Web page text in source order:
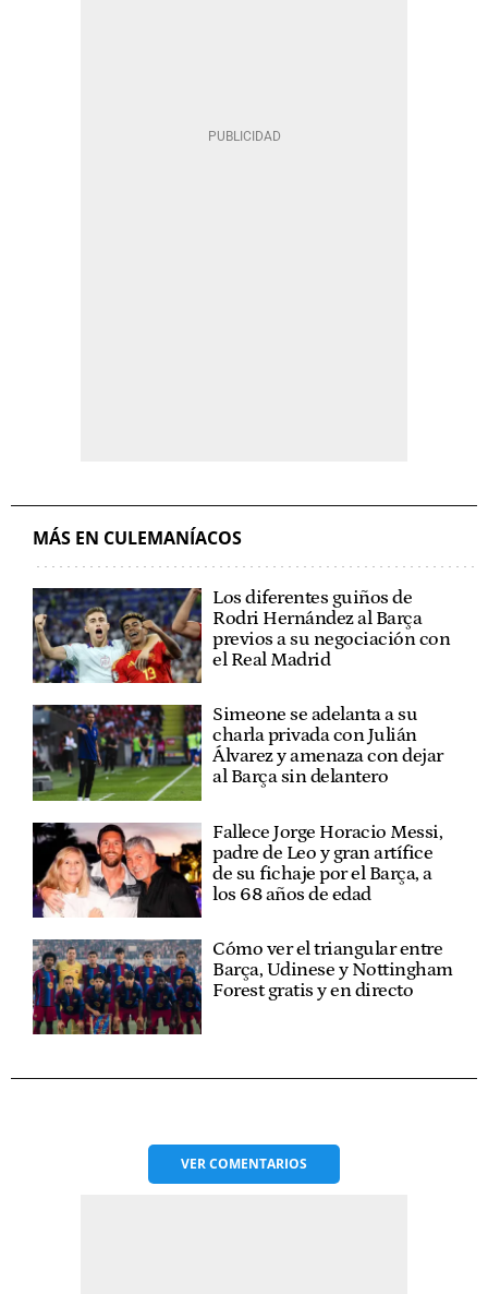
MÁS EN CULEMANÍACOS
Los diferentes guiños de
Rodri Hernández al Barça
previos a su negociación con
el Real Madrid
Simeone se adelanta a su
charla privada con Julián
Álvarez y amenaza con dejar
al Barça sin delantero
Fallece Jorge Horacio Messi,
padre de Leo y gran artífice
de su fichaje por el Barça, a
los 68 años de edad
Cómo ver el triangular entre
Barça, Udinese y Nottingham
Forest gratis y en directo
VERCOMENTARIOS